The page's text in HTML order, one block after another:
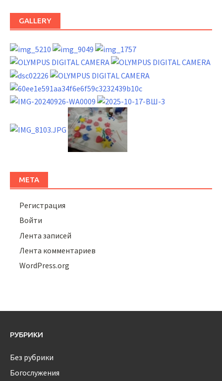
GALLERY
МЕТА
Регистрация
Войти
Лента записей
Лента комментариев
WordPress.org
РУБРИКИ
Без рубрики
Богослужения